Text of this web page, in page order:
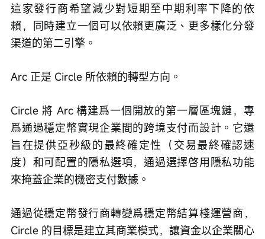
這家發行商希望減少對短期至中期利率下降的依
賴，同時建立一個可以依賴更廣泛、更多樣化分發
渠道的第二引擎。
Arc 正是 Circle 所依賴的轉型方向。
Circle 將 Arc 構建爲一個開放的第一層區塊鏈，專
爲通過穩定幣實現企業間的跨境支付而設計。它還
旨在提供亞秒級的最終確定性（交易最終確認速
度）和可配置的隱私選項，通過選擇啓用隱私功能
來掩蓋企業的機密支付數據。
通過從穩定幣發行商轉變爲穩定幣結算棧運營商，
Circle 的目標是建立其商業模式，讓資金以企業關心